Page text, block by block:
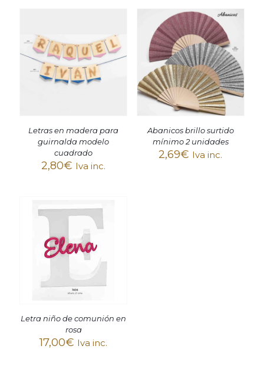
Letras en madera para
guirnalda modelo
cuadrado
2,80€ Iva inc.
Abanicos brillo surtido
mínimo 2 unidades
2,69€ Iva inc.
Letra niño de comunión en
rosa
17,00€ Iva inc.